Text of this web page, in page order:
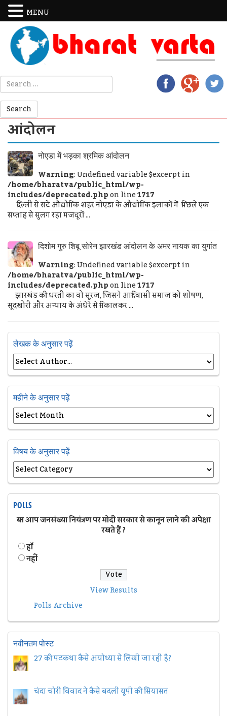
आंदोलन
नोएडा में भड़का श्रमिक आंदोलन
Warning: Undefined variable $excerpt in
/home/bharatva/public_html/wp-
includes/deprecated.phpon line1717
दिल्ली से सटे औद्योगिक शहर नोएडा के औद्योगिक इलाकों में पिछले एक
सप्ताह से सुलग रहा मजदूरों ...
दिशोम गुरु शिबू सोरेन झारखंड आंदोलन के अमर नायक का युगांत
Warning: Undefined variable $excerpt in
/home/bharatva/public_html/wp-
includes/deprecated.phpon line1717
झारखंड की धरती का वो सूरज, जिसने आदिवासी समाज को शोषण,
सूदखोरी और अन्याय के अंधेरे से निकालकर ...
लेखक के अनुसार पढ़ें
महीने के अनुसार पढ़ें
विषय के अनुसार पढ़ें
POLLS
क्या आप जनसंख्या नियंत्रण पर मोदी सरकार से कानून लाने की अपेक्षा
रखते हैं ?
हॉं
नहीं
View Results
Polls Archive
नवीनतम पोस्ट
27 की पटकथा कैसे अयोध्या से लिखी जा रही है?
चंदा चोरी विवाद ने कैसे बदली यूपी की सियासत
MENU